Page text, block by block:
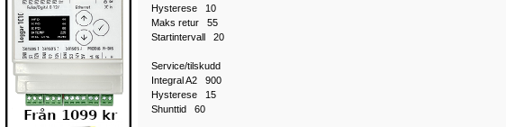
Hysterese 10
Maks retur 55
Startintervall 20
Service/tilskudd
Integral A2 900
Hysterese 15
Shunttid 60